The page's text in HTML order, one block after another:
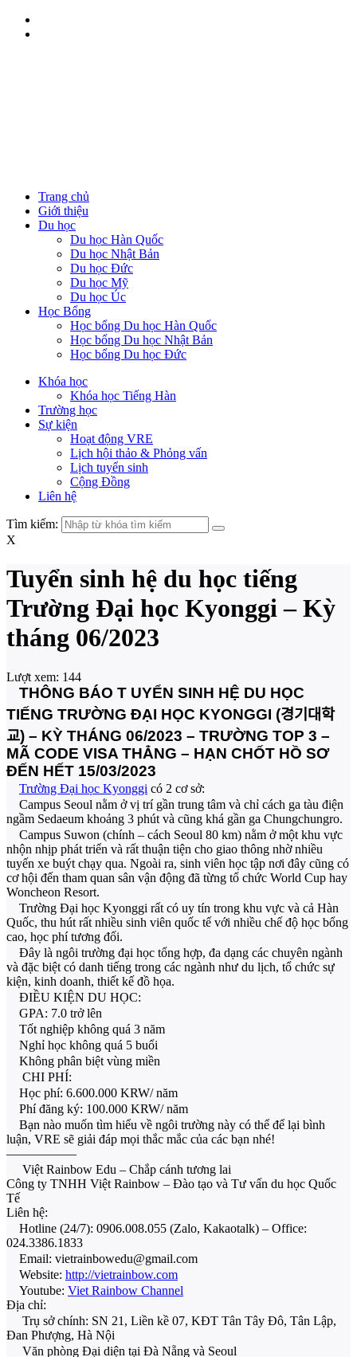
Trang chủ
Giới thiệu
Du học
Du học Hàn Quốc
Du học Nhật Bản
Du học Đức
Du học Mỹ
Du học Úc
Học Bổng
Học bổng Du học Hàn Quốc
Học bổng Du học Nhật Bản
Học bổng Du học Đức
Khóa học
Khóa học Tiếng Hàn
Trường học
Sự kiện
Hoạt động VRE
Lịch hội thảo & Phỏng vấn
Lịch tuyển sinh
Cộng Đồng
Liên hệ
Tìm kiếm:
X
Tuyển sinh hệ du học tiếng
Trường Đại học Kyonggi – Kỳ
tháng 06/2023
Lượt xem: 144
THÔNG BÁO T UYỂN SINH HỆ DU HỌC
TIẾNG TRƯỜNG ĐẠI HỌC KYONGGI (경기대학
교) – KỲ THÁNG 06/2023 – TRƯỜNG TOP 3 –
MÃ CODE VISA THẲNG – HẠN CHỐT HỒ SƠ
ĐẾN HẾT 15/03/2023
Trường Đại học Kyonggi có 2 cơ sở:
Campus Seoul nằm ở vị trí gần trung tâm và chỉ cách ga tàu điện
ngầm Sedaeum khoảng 3 phút và cũng khá gần ga Chungchungro.
Campus Suwon (chính – cách Seoul 80 km) nằm ở một khu vực
nhộn nhịp phát triển và rất thuận tiện cho giao thông nhờ nhiều
tuyến xe buýt chạy qua. Ngoài ra, sinh viên học tập nơi đây cũng có
cơ hội đến tham quan sân vận động đã từng tổ chức World Cup hay
Woncheon Resort.
Trường Đại học Kyonggi rất có uy tín trong khu vực và cả Hàn
Quốc, thu hút rất nhiều sinh viên quốc tế với nhiều chế độ học bổng
cao, học phí tương đối.
Đây là ngôi trường đại học tổng hợp, đa dạng các chuyên ngành
và đặc biệt có danh tiếng trong các ngành như du lịch, tổ chức sự
kiện, kinh doanh, thiết kế đồ họa.
ĐIỀU KIỆN DU HỌC:
GPA: 7.0 trở lên
Tốt nghiệp không quá 3 năm
Nghỉ học không quá 5 buổi
Không phân biệt vùng miền
CHI PHÍ:
Học phí: 6.600.000 KRW/ năm
Phí đăng ký: 100.000 KRW/ năm
Bạn nào muốn tìm hiểu về ngôi trường này có thể để lại bình
luận, VRE sẽ giải đáp mọi thắc mắc của các bạn nhé!
—————–
Việt Rainbow Edu – Chắp cánh tương lai
Công ty TNHH Việt Rainbow – Đào tạo và Tư vấn du học Quốc
Tế
Liên hệ:
Hotline (24/7): 0906.008.055 (Zalo, Kakaotalk) – Office:
024.3386.1833
Email: vietrainbowedu@gmail.com
Website: http://vietrainbow.com
Youtube: Viet Rainbow Channel
Địa chỉ:
Trụ sở chính: SN 21, Liền kề 07, KĐT Tân Tây Đô, Tân Lập,
Đan Phượng, Hà Nội
Văn phòng Đại diện tại Đà Nẵng và Seoul